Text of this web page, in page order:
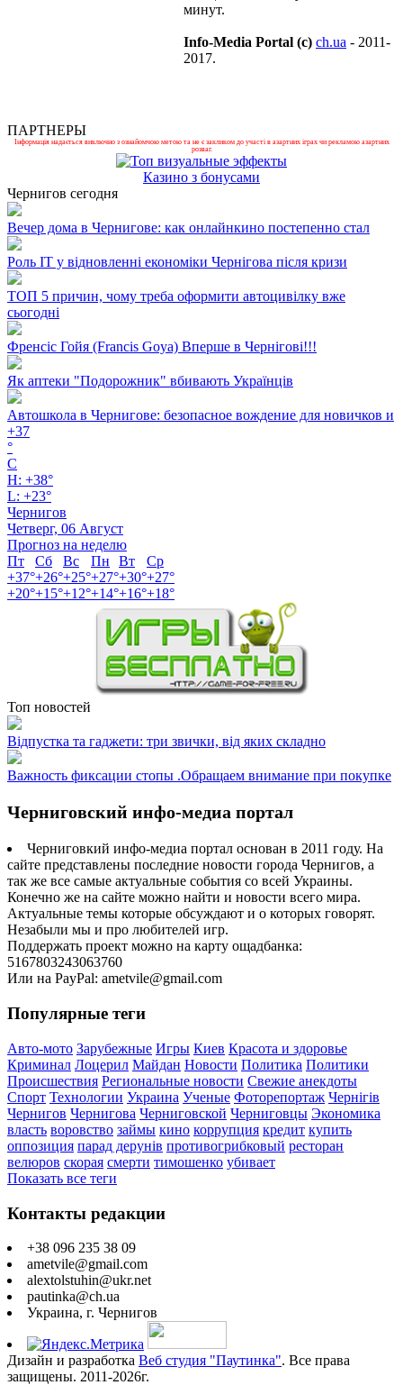
минут.
Info-Media Portal (c) ch.ua - 2011-
2017.
ПАРТНЕРЫ
Інформація надається виключно з ознайомчою метою та не є закликом до участі в азартних іграх чи рекламою азартних
розваг.
Казино з бонусами
Чернигов сегодня
Вечер дома в Чернигове: как онлайнкино постепенно стал
Роль ІТ у відновленні економіки Чернігова після кризи
ТОП 5 причин, чому треба оформити автоцивілку вже
сьогодні
Френсіс Гойя (Francis Goya) Вперше в Чернігові!!!
Як аптеки "Подорожник" вбивають Українців
Автошкола в Чернигове: безопасное вождение для новичков и
+37
°
C
H: +38°
L: +23°
Чернигов
Четверг, 06 Август
Прогноз на неделю
Пт
Сб Вс Пн Вт
Ср
+37°+26°+25°+27°+30°+27°
+20°+15°+12°+14°+16°+18°
Топ новостей
Відпустка та гаджети: три звички, від яких складно
Важность фиксации стопы .Обращаем внимание при покупке
Черниговский инфо-медиа портал
Черниговкий инфо-медиа портал основан в 2011 году. На
сайте представлены последние новости города Чернигов, а
так же все самые актуальные события со всей Украины.
Конечно же на сайте можно найти и новости всего мира.
Актуальные темы которые обсуждают и о которых говорят.
Незабыли мы и про любителей игр.
Поддержать проект можно на карту ощадбанка:
5167803243063760
Или на PayPal: ametvile@gmail.com
Популярные теги
Авто-мото Зарубежные Игры Киев Красота и здоровье
Криминал Лоцерил Майдан Новости Политика Политики
Происшествия Региональные новости Свежие анекдоты
Спорт Технологии Украина Ученые Фоторепортаж Чернігів
Чернигов Чернигова Черниговской Черниговцы Экономика
власть воровство займы кино коррупция кредит купить
оппозиция парад дерунів противогрибковый ресторан
велюров скорая смерти тимошенко убивает
Показать все теги
Контакты редакции
+38 096 235 38 09
ametvile@gmail.com
alextolstuhin@ukr.net
pautinka@ch.ua
Украина, г. Чернигов
Дизайн и разработка Веб студия "Паутинка". Все права
защищены. 2011-2026г.